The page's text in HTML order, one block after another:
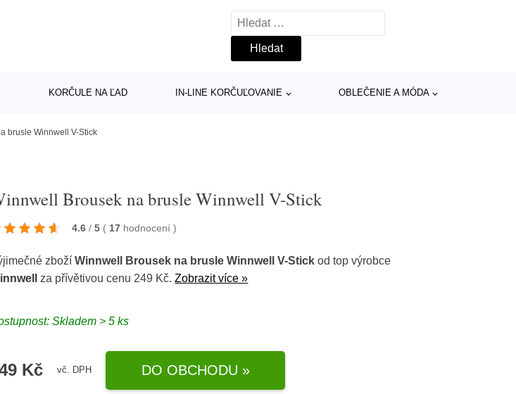
Vyhledávání
KORČULE NA ĽAD IN-LINE KORČUĽOVANIE OBLEČENIE A MÓDA
brusle Winnwell V-Stick
Brousek na brusle Winnwell V-Stick
4.6 / 5 ( 17 hodnocení)
zbožíWinnwell Brousek na brusle Winnwell V-Stick od top výrobce
za přívětivou cenu 249 Kč.Zobrazit více »
Skladem > 5 ks
Kč vč. DPH DO OBCHODU »